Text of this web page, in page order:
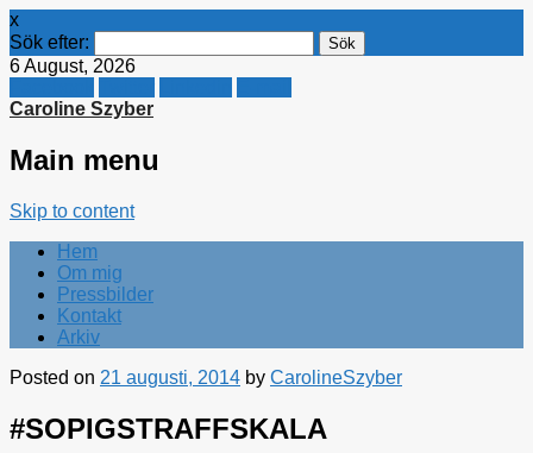
x
Sök efter:
6 August, 2026
Caroline Szyber
Main menu
Skip to content
Hem
Om mig
Pressbilder
Kontakt
Arkiv
Posted on 21 augusti, 2014 by CarolineSzyber
#SOPIGSTRAFFSKALA